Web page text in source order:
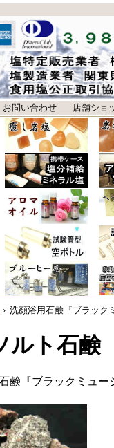
お問い合わせ 店舗ショ
› 洗顔浴用石鹸『ブラック
ト石鹸
鹸『ブラックミュー